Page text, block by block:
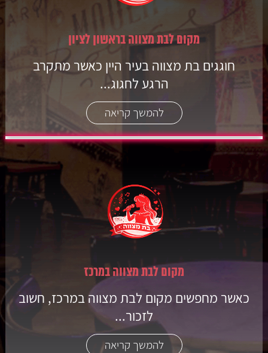
מקום לבת מצווה בראשון לציון
חוגגים בת מצווה בעיר היין כאשר מתקרב
הרגע לחגוג...
להמשך קריאה
מקום לבת מצווה במרכז
כאשר מחפשים מקום לבת מצווה במרכז, חשוב
לזכור...
להמשך קריאה